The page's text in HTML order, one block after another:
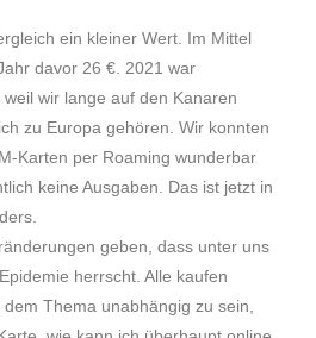
ein kleiner Wert. Im Mittel
davor 26 €. 2021 war
wir lange auf den Kanaren
zu Europa gehören. Wir konnten
Karten per Roaming wunderbar
keine Ausgaben. Das ist jetzt in
geben, dass unter uns
herrscht. Alle kaufen
Thema unabhängig zu sein,